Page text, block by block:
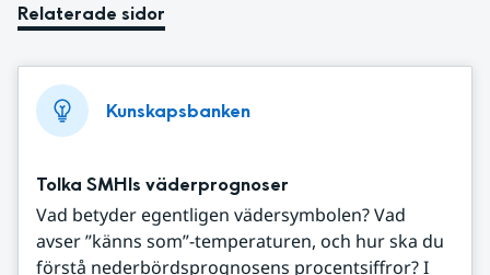
Relaterade sidor
Kunskapsbanken
Tolka SMHIs väderprognoser
Vad betyder egentligen vädersymbolen? Vad
avser ”känns som”-temperaturen, och hur ska du
förstå nederbördsprognosens procentsiffror? I